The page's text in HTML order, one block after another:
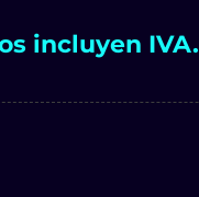
incluyen IVA.